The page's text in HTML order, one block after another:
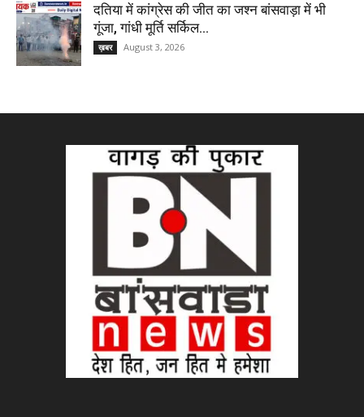
दतिया में कांग्रेस की जीत का जश्न बांसवाड़ा में भी
गूंजा, गांधी मूर्ति सर्किल...
ख़बर August 3, 2026